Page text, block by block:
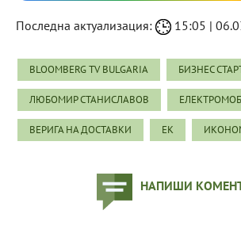
Последна актуализация: 15:05 |
BLOOMBERG TV BULGARIA БИЗНЕС
ЛЮБОМИР СТАНИСЛАВОВ
ВЕРИГА НА ДОСТАВКИ ЕК
НАПИШИ